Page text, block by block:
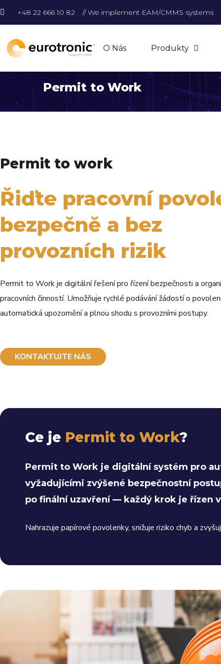
+48 22 666 10 82 // We implement EAM/CMMS systems
O Nás Produkty
Permit to Work
Permit to work
Řiďte pracovní
bezpečně a bez
provozních rizik
Permit to Work je digitální řešení pro řízení bezpečnosti a
pracovních činností. Umožňuje rychlé podávání žádostí o
automatická upozornění a plnou shodu s provozními postupy.
KONTAKTUJTE NÁS
Ce je Permit to Work?
Permit to Work je digitální systém pro
vyžadujícími zvýšené bezpečnostní
po finální uzavření — každý krok je řízen
Nahrazuje papírové povolenky, snižuje riziko chyb a